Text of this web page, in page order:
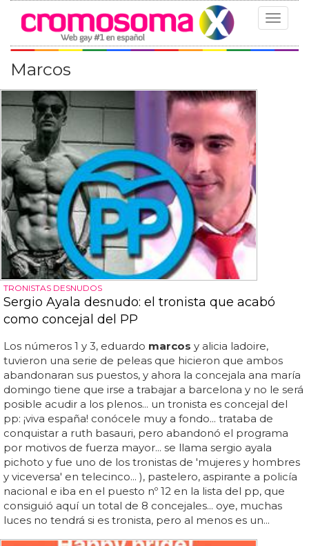
Toggle
Marcos
TRONISTAS DESNUDOS
Sergio Ayala desnudo: el tronista que acabó
como concejal del PP
Los números 1 y 3, eduardo marcos y alicia ladoire,
tuvieron una serie de peleas que hicieron que ambos
abandonaran sus puestos, y ahora la concejala ana maría
domingo tiene que irse a trabajar a barcelona y no le será
posible acudir a los plenos... un tronista es concejal del
pp: ¡viva españa! conócele muy a fondo... trataba de
conquistar a ruth basauri, pero abandonó el programa
por motivos de fuerza mayor... se llama sergio ayala
pichoto y fue uno de los tronistas de 'mujeres y hombres
y viceversa' en telecinco... ), pastelero, aspirante a policía
nacional e iba en el puesto nº 12 en la lista del pp, que
consiguió aquí un total de 8 concejales... oye, muchas
luces no tendrá si es tronista, pero al menos es un...